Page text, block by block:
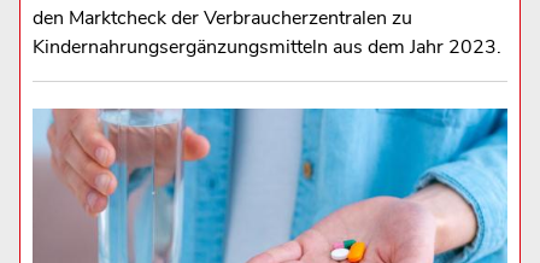
den Marktcheck der Verbraucherzentralen zu
Kindernahrungsergänzungsmitteln aus dem Jahr 2023.